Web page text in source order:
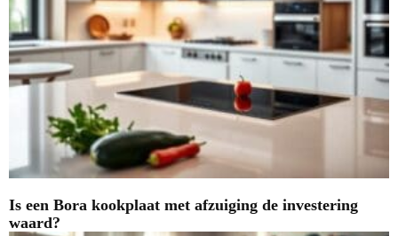
Is een Bora kookplaat met afzuiging de investering
waard?